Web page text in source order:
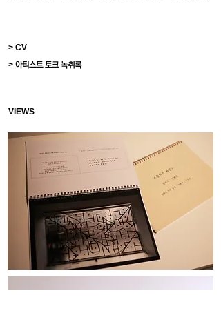
> CV
> 아티스트 토크 녹취록
VIEWS